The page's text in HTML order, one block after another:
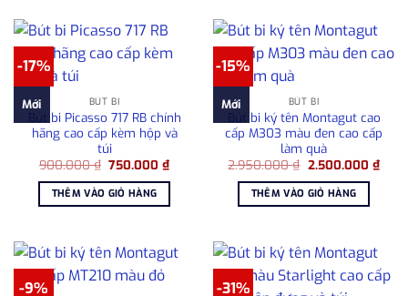
-17%
Mới BÚT BI
Bút bi Picasso 717 RB chính
hãng cao cấp kèm hộp và
túi
900.000₫ Giá
là:
900.000 ₫.
750.000₫Giá
750.000 ₫.
THÊM VÀO GIỎ HÀNG
-15%
Mới BÚT BI
Bút bi ký tên Montagut cao
cấp M303 màu đen cao cấp
làm quà
2.950.000₫ Giá
là:
2.950.000 ₫.
2.500.000 ₫Giá
THÊM VÀO GIỎ HÀNG
-9% -31%